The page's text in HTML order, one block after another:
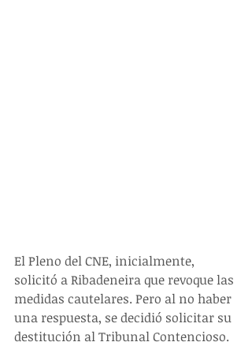
El Pleno del CNE, inicialmente,
solicitó a Ribadeneira que revoque las
medidas cautelares. Pero al no haber
una respuesta, se decidió solicitar su
destitución al Tribunal Contencioso.